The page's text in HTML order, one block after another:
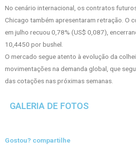
No cenário internacional, os contratos
Chicago também apresentaram retração. O
em julho recuou 0,78% (US$ 0,087),
10,4450 por bushel.
O mercado segue atento à evolução da
movimentações na demanda global, que
das cotações nas próximas semanas.
GALERIA DE FOTOS
Gostou? compartilhe